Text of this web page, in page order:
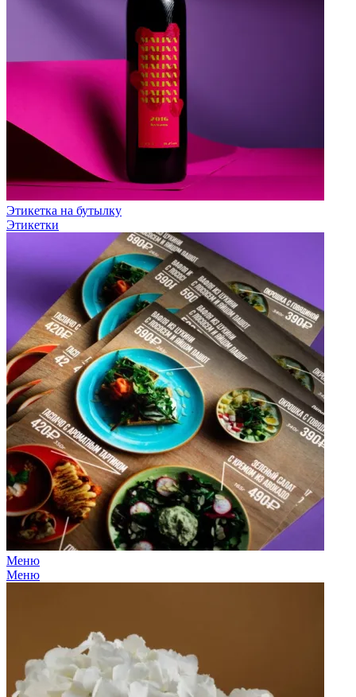
Этикетка на бутылку
Этикетки
Меню
Меню